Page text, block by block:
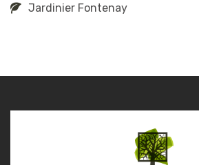
Jardinier Fontenay